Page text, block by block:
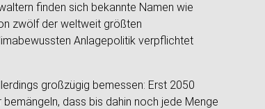
finden sich bekannte Namen wie
zwölf der weltweit größten
Anlagepolitik verpflichtet
großzügig bemessen: Erst 2050
dass bis dahin noch jede Menge